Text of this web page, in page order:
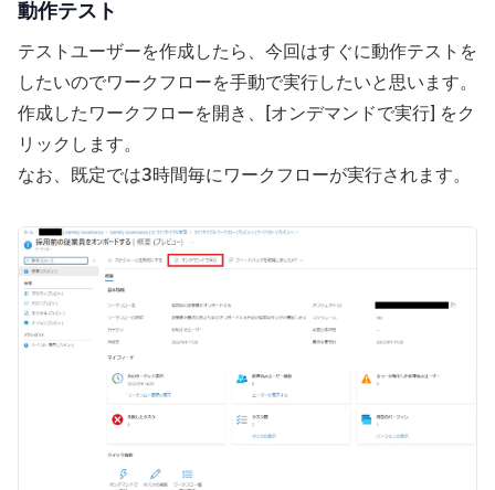
動作テスト
テストユーザーを作成したら、今回はすぐに動作テストを
したいのでワークフローを手動で実行したいと思います。
作成したワークフローを開き、[オンデマンドで実行] をク
リックします。
なお、既定では3時間毎にワークフローが実行されます。